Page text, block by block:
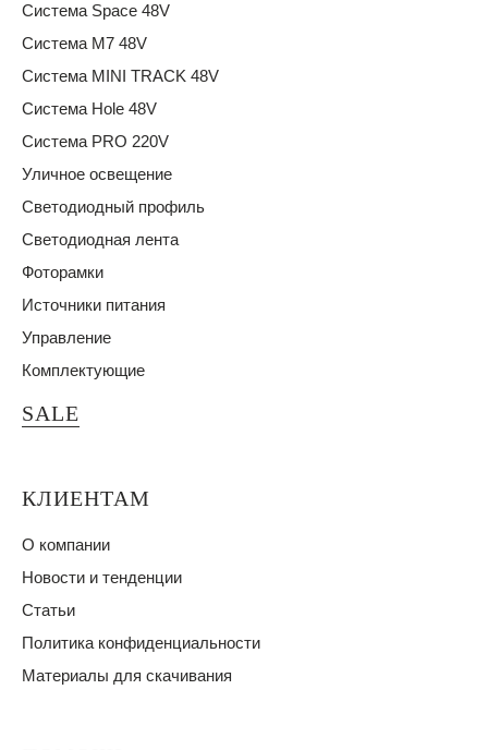
Система Space 48V
Система M7 48V
Система MINI TRACK 48V
Система Hole 48V
Система PRO 220V
Уличное освещение
Светодиодный профиль
Светодиодная лента
Фоторамки
Источники питания
Управление
Комплектующие
SALE
КЛИЕНТАМ
О компании
Новости и тенденции
Статьи
Политика конфиденциальности
Материалы для скачивания